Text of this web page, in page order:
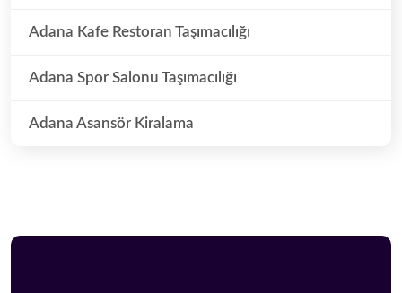
Adana Kafe Restoran Taşımacılığı
Adana Spor Salonu Taşımacılığı
Adana Asansör Kiralama